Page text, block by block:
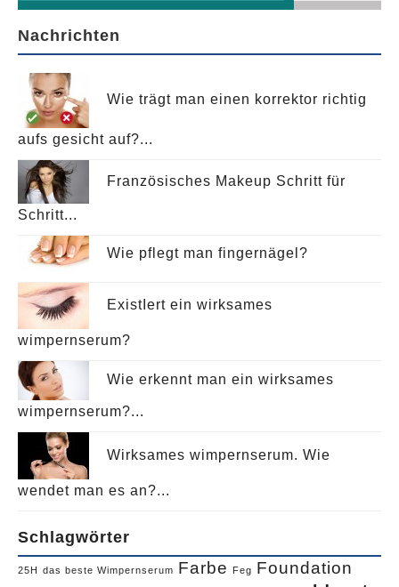
Nachrichten
Wie trägt man einen korrektor richtig
aufs gesicht auf?...
Französisches Makeup Schritt für
Schritt...
Wie pflegt man fingernägel?
ExistIert ein wirksames
wimpernserum?
Wie erkennt man ein wirksames
wimpernserum?...
Wirksames wimpernserum. Wie
wendet man es an?...
Schlagwörter
25H das beste Wimpernserum Farbe Feg Foundation